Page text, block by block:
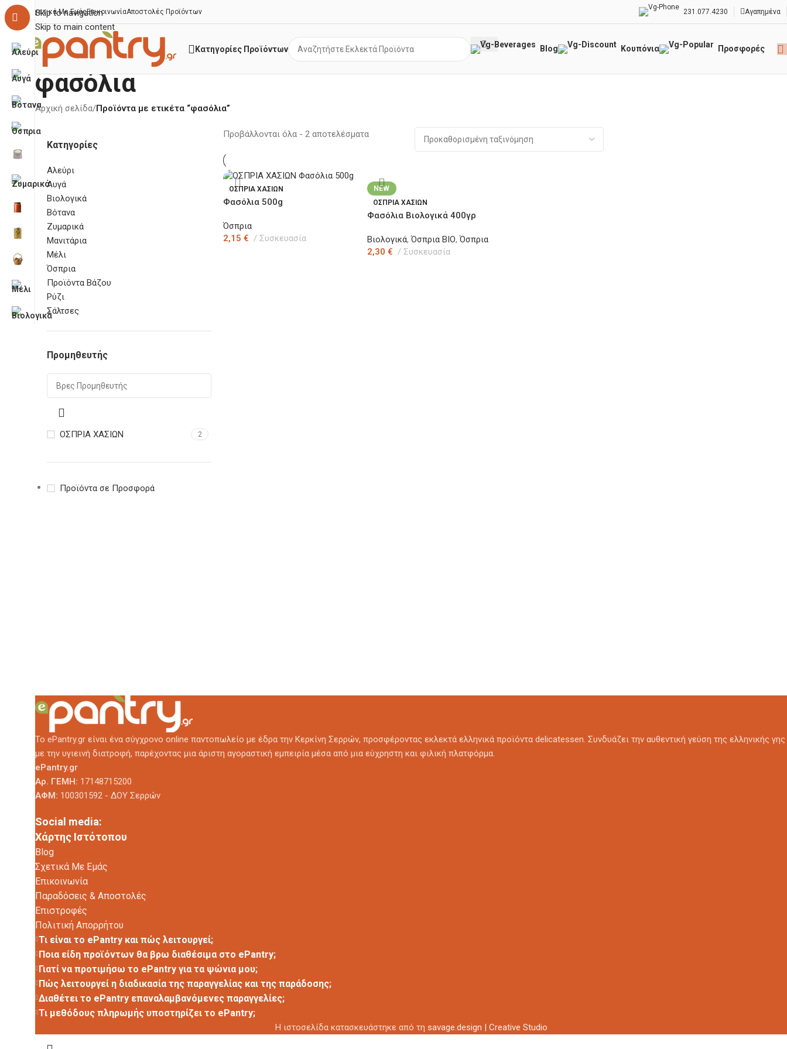
Skip to navigation
Skip to main content
Σχετικά Με ΕμάςΕπικοινωνίαΑποστολές Προϊόντων 231.077.4230 Αγαπημένα
Κατηγορίες Προϊόντων Blog Κουπόνια Προσφορές
φασόλια
Αρχική σελίδα/Προϊόντα με ετικέτα “φασόλια”
Κατηγορίες
Αλεύρι
Αυγά
Βιολογικά
Βότανα
Ζυμαρικά
Μανιτάρια
Μέλι
Όσπρια
Προϊόντα Βάζου
Ρύζι
Σάλτσες
Προμηθευτής
ΟΣΠΡΙΑ ΧΑΣΙΩΝ 2
Προϊόντα σε Προσφορά
Προβάλλονται όλα - 2 αποτελέσματα
ΟΣΠΡΙΑ ΧΑΣΙΩΝ
Φασόλια 500g
Όσπρια
2,15 € Συσκευασία
NEW
ΟΣΠΡΙΑ ΧΑΣΙΩΝ
Φασόλια Bιολογικά 400γρ
Βιολογικά, Όσπρια ΒΙΟ, Όσπρια
2,30 € Συσκευασία
Το ePantry.gr είναι ένα σύγχρονο online παντοπωλείο με έδρα την Κερκίνη Σερρών, προσφέροντας εκλεκτά ελληνικά προϊόντα delicatessen. Συνδυάζει την αυθεντική γεύση της ελληνικής γης
με την υγιεινή διατροφή, παρέχοντας μια άριστη αγοραστική εμπειρία μέσα από μια εύχρηστη και φιλική πλατφόρμα.
ePantry.gr
Αρ. ΓΕΜΗ: 17148715200
ΑΦΜ: 100301592 - ΔΟΥ Σερρών
Social media:
Χάρτης Ιστότοπου
Blog
Σχετικά Με Εμάς
Επικοινωνία
Παραδόσεις & Αποστολές
Επιστροφές
Πολιτική Απορρήτου
Τι είναι το ePantry και πώς λειτουργεί;
Ποια είδη προϊόντων θα βρω διαθέσιμα στο ePantry;
Γιατί να προτιμήσω το ePantry για τα ψώνια μου;
Πώς λειτουργεί η διαδικασία της παραγγελίας και της παράδοσης;
Διαθέτει το ePantry επαναλαμβανόμενες παραγγελίες;
Τι μεθόδους πληρωμής υποστηρίζει το ePantry;
Η ιστοσελίδα κατασκευάστηκε από τη savage.design | Creative Studio